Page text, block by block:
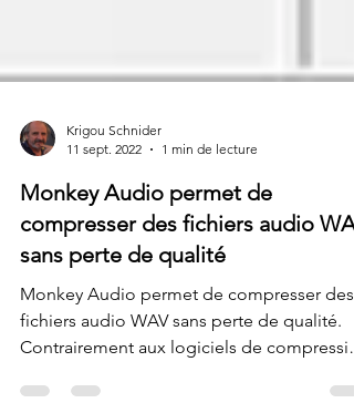
Krigou Schnider
11 sept. 2022
1 min de lecture
Monkey Audio permet de
compresser des fichiers audio WAV
sans perte de qualité
Monkey Audio permet de compresser des
fichiers audio WAV sans perte de qualité.